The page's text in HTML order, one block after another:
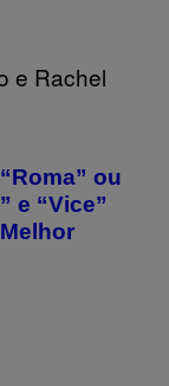
ou
e “Vice”